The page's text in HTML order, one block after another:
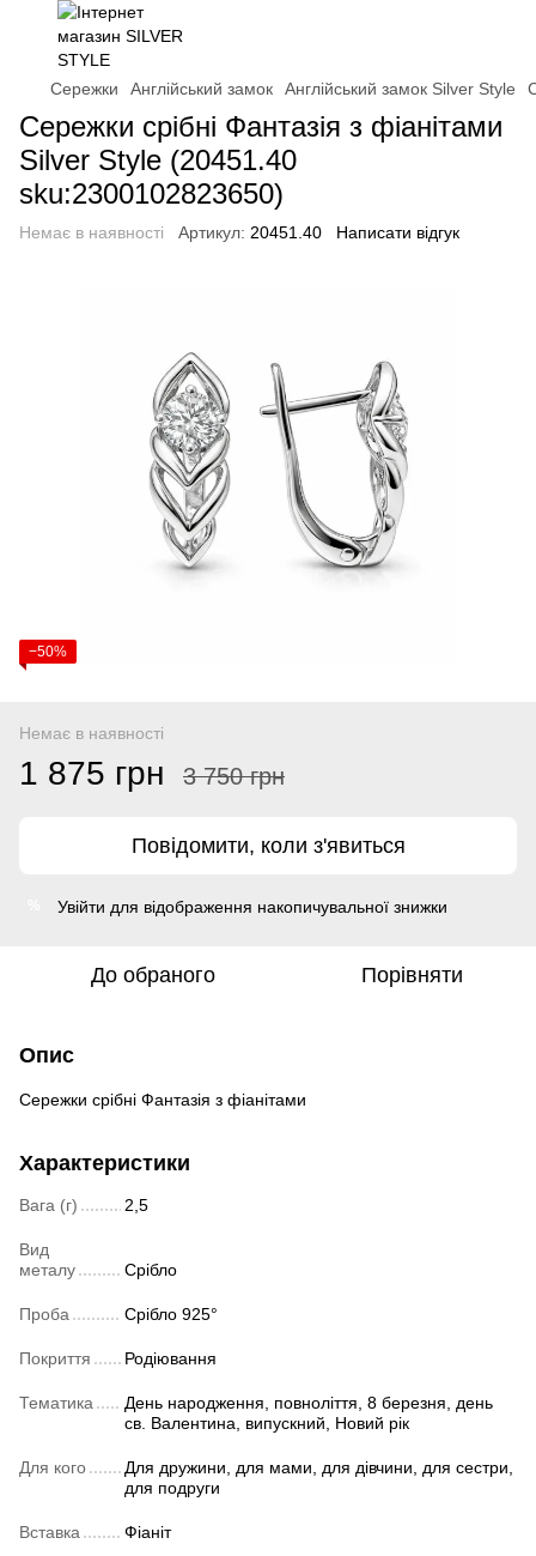
Сережки Англійський замок Англійський замок Silver Style
Сережки срібні Фантазія з фіанітами
Silver Style (20451.40
sku:2300102823650)
Немає в наявності Артикул: 20451.40 Написати відгук
−50%
Немає в наявності
1 875 грн 3 750 грн
Повідомити, коли з'явиться
Увійти для відображення накопичувальної знижки
До обраного Порівняти
Опис
Сережки срібні Фантазія з фіанітами
Характеристики
Вага (г) 2,5
Вид
металу
Срібло
Проба Срібло 925°
Покриття Родіювання
Тематика
День народження, повноліття, 8 березня, день
св. Валентина, випускний, Новий рік
Для кого
Для дружини, для мами, для дівчини, для сестри,
для подруги
Вставка Фіаніт